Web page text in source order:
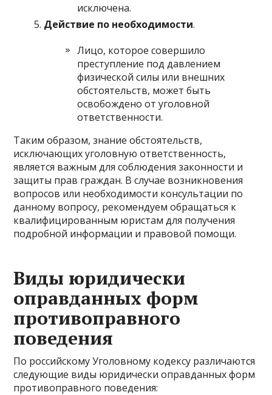
исключена.
Действие по необходимости.
Лицо, которое совершило
преступление под давлением
физической силы или внешних
обстоятельств, может быть
освобождено от уголовной
ответственности.
Таким образом, знание обстоятельств,
исключающих уголовную ответственность,
является важным для соблюдения законности и
защиты прав граждан. В случае возникновения
вопросов или необходимости консультации по
данному вопросу, рекомендуем обращаться к
квалифицированным юристам для получения
подробной информации и правовой помощи.
Виды юридически
оправданных форм
противоправного
поведения
По российскому Уголовному кодексу различаются
следующие виды юридически оправданных форм
противоправного поведения: